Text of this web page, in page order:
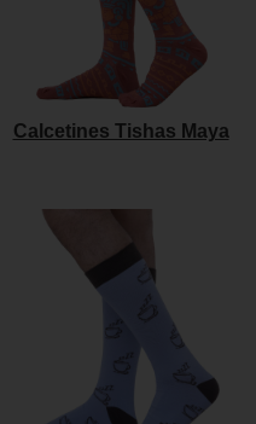
Calcetines Tishas Maya